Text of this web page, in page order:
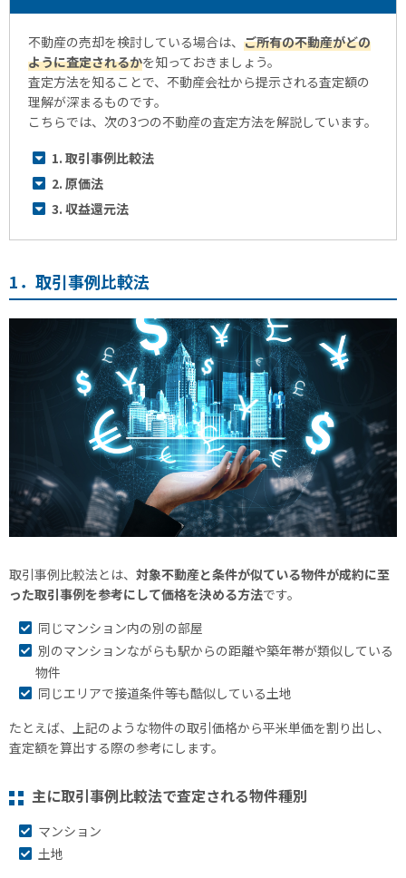
不動産の売却を検討している場合は、 ご所有の不動産がどの
ように査定されるかを知っておきましょう。
査定方法を知ることで、不動産会社から提示される査定額の
理解が深まるものです。
こちらでは、次の3つの不動産の査定方法を解説しています。
1. 取引事例比較法
2. 原価法
3. 収益還元法
1．取引事例比較法
取引事例比較法とは、 対象不動産と条件が似ている物件が成約に至
った取引事例を参考にして価格を決める方法です。
同じマンション内の別の部屋
別のマンションながらも駅からの距離や築年帯が類似している
物件
同じエリアで接道条件等も酷似している土地
たとえば、上記のような物件の取引価格から平米単価を割り出し、
査定額を算出する際の参考にします。
主に取引事例比較法で査定される物件種別
マンション
土地